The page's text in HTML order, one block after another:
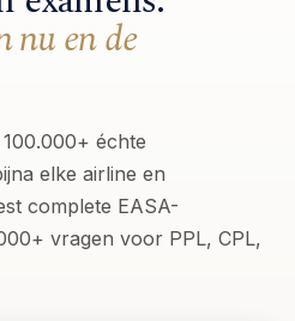
nu en de
échte
elke airline en
complete EASA-
vragen voor PPL, CPL,